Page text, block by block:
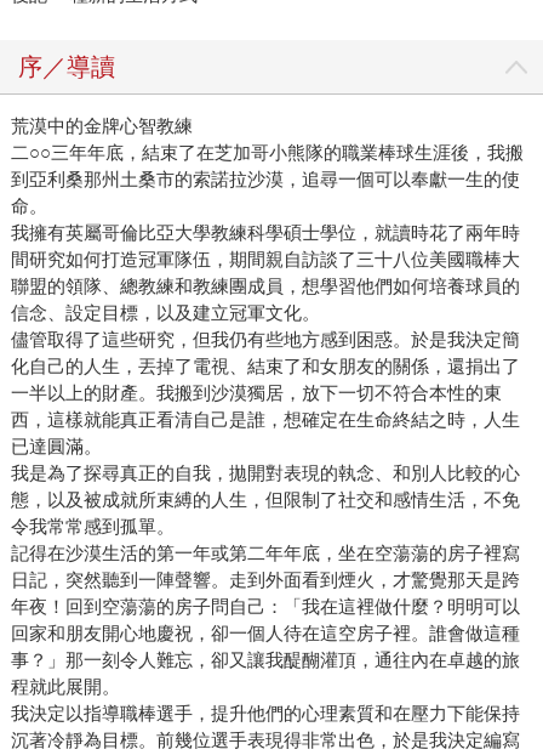
序／導讀
荒漠中的金牌心智教練
二○○三年年底，結束了在芝加哥小熊隊的職業棒球生涯後，我搬
到亞利桑那州土桑市的索諾拉沙漠，追尋一個可以奉獻一生的使
命。
我擁有英屬哥倫比亞大學教練科學碩士學位，就讀時花了兩年時
間研究如何打造冠軍隊伍，期間親自訪談了三十八位美國職棒大
聯盟的領隊、總教練和教練團成員，想學習他們如何培養球員的
信念、設定目標，以及建立冠軍文化。
儘管取得了這些研究，但我仍有些地方感到困惑。於是我決定簡
化自己的人生，丟掉了電視、結束了和女朋友的關係，還捐出了
一半以上的財產。我搬到沙漠獨居，放下一切不符合本性的東
西，這樣就能真正看清自己是誰，想確定在生命終結之時，人生
已達圓滿。
我是為了探尋真正的自我，拋開對表現的執念、和別人比較的心
態，以及被成就所束縛的人生，但限制了社交和感情生活，不免
令我常常感到孤單。
記得在沙漠生活的第一年或第二年年底，坐在空蕩蕩的房子裡寫
日記，突然聽到一陣聲響。走到外面看到煙火，才驚覺那天是跨
年夜！回到空蕩蕩的房子問自己：「我在這裡做什麼？明明可以
回家和朋友開心地慶祝，卻一個人待在這空房子裡。誰會做這種
事？」那一刻令人難忘，卻又讓我醍醐灌頂，通往內在卓越的旅
程就此展開。
我決定以指導職棒選手，提升他們的心理素質和在壓力下能保持
沉著冷靜為目標。前幾位選手表現得非常出色，於是我決定編寫